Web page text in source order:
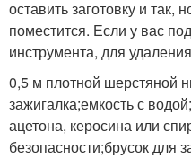
оставить заготовку и так,
поместится. Если у вас
инструмента, для
0,5 м плотной шерстяной
зажигалка;емкость с
ацетона, керосина или
безопасности;брусок для